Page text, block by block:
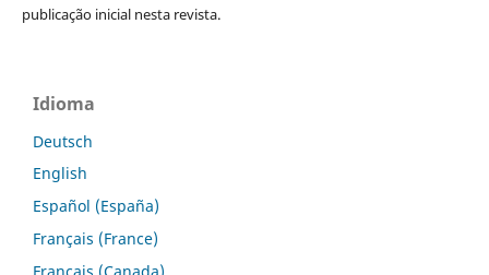
publicação inicial nesta revista.
Idioma
Deutsch
English
Español (España)
Français (France)